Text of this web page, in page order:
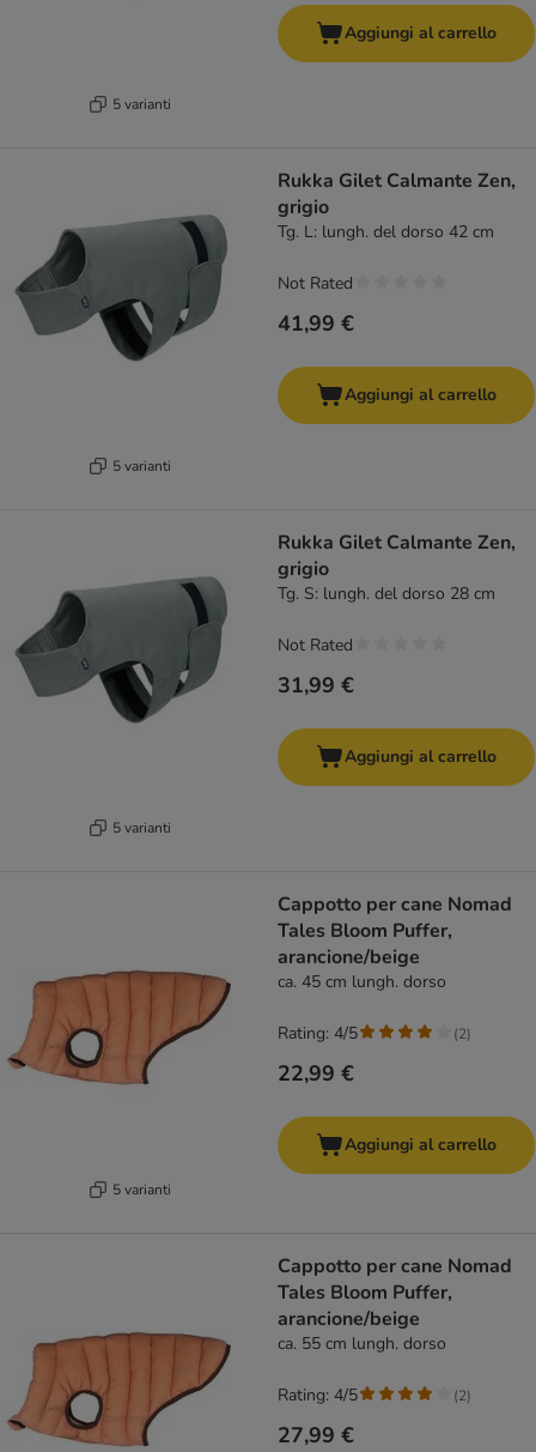
5 varianti
Aggiungi al carrello
5 varianti
Rukka Gilet Calmante Zen,
grigio
Tg. L: lungh. del dorso 42 cm
41,99 €
Not Rated
Aggiungi al carrello
5 varianti
Rukka Gilet Calmante Zen,
grigio
Tg. S: lungh. del dorso 28 cm
31,99 €
Not Rated
Aggiungi al carrello
5 varianti
Cappotto per cane Nomad
Tales Bloom Puffer,
arancione/beige
ca. 45 cm lungh. dorso
22,99 €
Rating: 4/5 (2)
Aggiungi al carrello
Cappotto per cane Nomad
Tales Bloom Puffer,
arancione/beige
ca. 55 cm lungh. dorso
27,99 €
Rating: 4/5 (2)